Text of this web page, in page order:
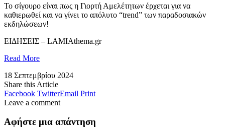
Το σίγουρο είναι πως η Γιορτή Αμελέτητων έρχεται για να
καθιερωθεί και να γίνει το απόλυτο “trend” των παραδοσιακών
εκδηλώσεων!
​ΕΙΔΗΣΕΙΣ – LAMIAthema.gr
Read More
18 Σεπτεμβρίου 2024
Share this Article
Facebook TwitterEmail Print
Leave a comment
Αφήστε μια απάντηση